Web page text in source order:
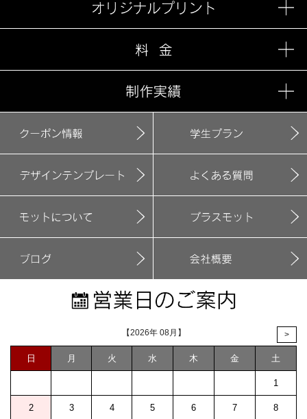
【2026年 08月】 >
日 月 火 水 木 金 土
1
2 3 4 5 6 7 8